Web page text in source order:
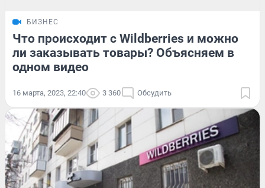
БИЗНЕС
Что происходит с Wildberries и можно
ли заказывать товары? Объясняем в
одном видео
16 марта, 2023, 22:40 3 360 Обсудить